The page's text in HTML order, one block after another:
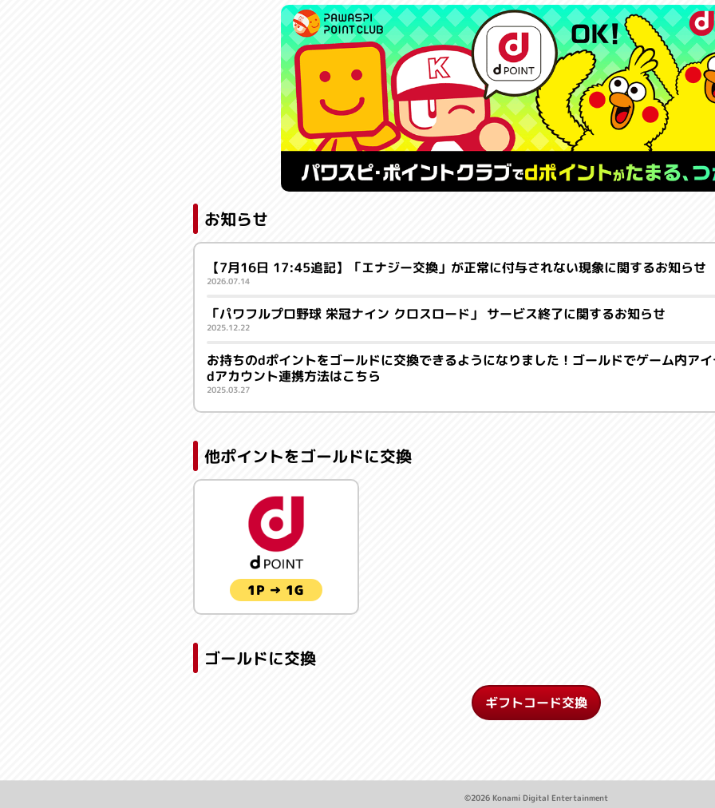
お知らせ
【7月16日 17:45追記】「エナジー交換」が正常に付与されない現象に関するお知らせ
2026.07.14
「パワフルプロ野球 栄冠ナイン クロスロード」 サービス終了に関するお知らせ
2025.12.22
お持ちのdポイントをゴールドに交換できるようになりました！ゴールドでゲーム内ア
dアカウント連携方法はこちら
2025.03.27
他ポイントをゴールドに交換
1P → 1G
ゴールドに交換
ギフトコード交換
©2026 Konami Digital Entertainment